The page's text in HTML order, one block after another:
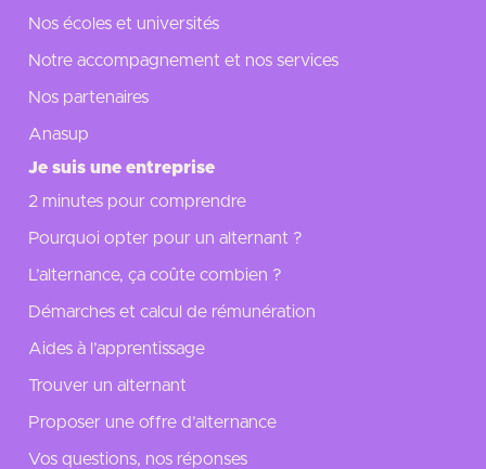
Nos écoles et universités
Notre accompagnement et nos services
Nos partenaires
Anasup
Je suis une entreprise
2 minutes pour comprendre
Pourquoi opter pour un alternant ?
L’alternance, ça coûte combien ?
Démarches et calcul de rémunération
Aides à l’apprentissage
Trouver un alternant
Proposer une offre d’alternance
Vos questions, nos réponses